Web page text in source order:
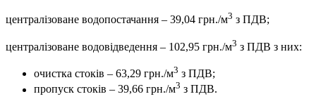
централізоване водопостачання – 39,04 грн./м3 з ПДВ;
централізоване водовідведення – 102,95 грн./м3 з ПДВ з них:
очистка стоків – 63,29 грн./м3 з ПДВ;
пропуск стоків – 39,66 грн./м3 з ПДВ.